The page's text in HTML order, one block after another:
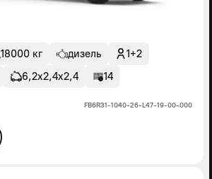
18000 кг дизель
1+2
6,2х2,4х2,4 14
FВ6R31-1040-26-L47-19-00-000